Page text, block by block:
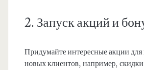
2. Запуск акций и
Придумайте интересные акции
новых клиентов, например, скидки